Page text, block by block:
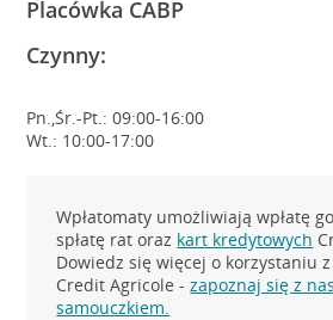
Placówka CABP
Czynny:
Pn.,Śr.-Pt.: 09:00-16:00
Wt.: 10:00-17:00
Wpłatomaty umożliwiają wpłatę
spłatę rat oraz kart kredytowych
Dowiedz się więcej o korzystaniu
Credit Agricole -zapoznaj się z
samouczkiem.